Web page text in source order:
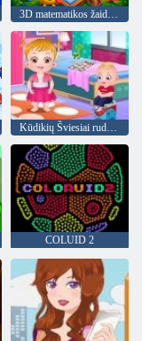
3D matematikos žaidimas
Kūdikių Šviesiai ruda: diena darželyje
COLUID 2